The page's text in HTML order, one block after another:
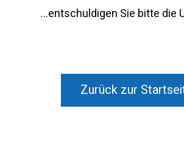
...entschuldigen Sie bitte die
Zurück zur